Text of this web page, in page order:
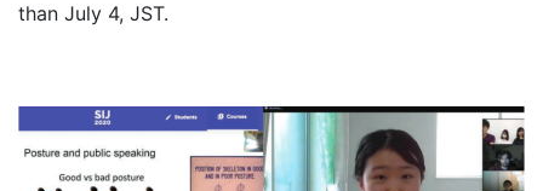
than July 4, JST.